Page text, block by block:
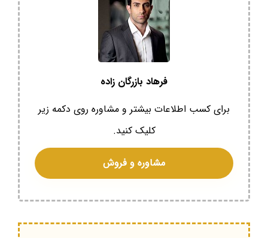
فرهاد بازرگان زاده
برای کسب اطلاعات بیشتر و مشاوره روی دکمه زیر
کلیک کنید.
مشاوره و فروش